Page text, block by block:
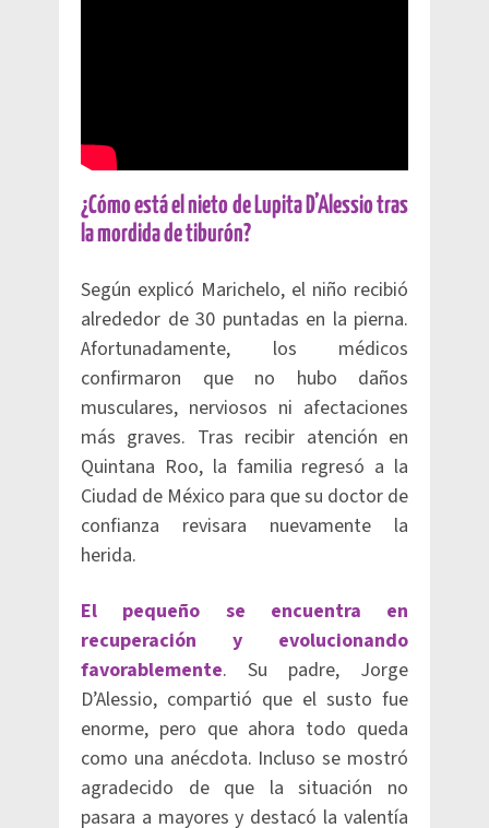
¿Cómo está el nieto de Lupita D’Alessio tras
la mordida de tiburón?
Según explicó Marichelo, el niño recibió
alrededor de 30 puntadas en la pierna.
Afortunadamente, los médicos
confirmaron que no hubo daños
musculares, nerviosos ni afectaciones
más graves. Tras recibir atención en
Quintana Roo, la familia regresó a la
Ciudad de México para que su doctor de
confianza revisara nuevamente la
herida.
El pequeño se encuentra en
recuperación y evolucionando
favorablemente. Su padre, Jorge
D’Alessio, compartió que el susto fue
enorme, pero que ahora todo queda
como una anécdota. Incluso se mostró
agradecido de que la situación no
pasara a mayores y destacó la valentía